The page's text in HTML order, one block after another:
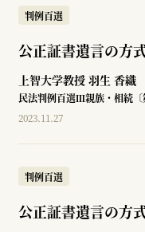
判例百選
公正証書遺言の方
上智大学教授 羽生 香織
民法判例百選Ⅲ親族・相続
2023.11.27
判例百選
公正証書遺言の方